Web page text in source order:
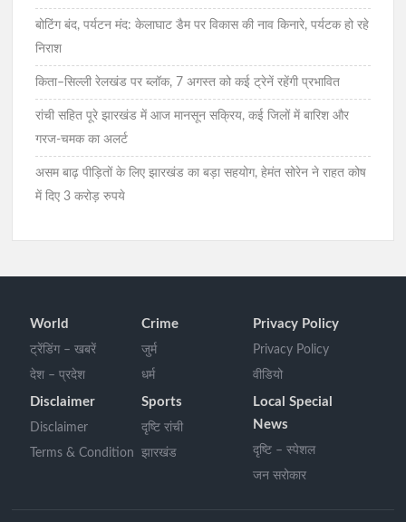
बोटिंग बंद, पर्यटन मंद: केलाघाट डैम पर विकास की नाव किनारे, पर्यटक हो रहे
निराश
किता–सिल्ली रेलखंड पर ब्लॉक, 7 अगस्त को कई ट्रेनें रहेंगी प्रभावित
रांची सहित पूरे झारखंड में आज मानसून सक्रिय, कई जिलों में बारिश और
गरज-चमक का अलर्ट
असम बाढ़ पीड़ितों के लिए झारखंड का बड़ा सहयोग, हेमंत सोरेन ने राहत कोष
में दिए 3 करोड़ रुपये
World
ट्रेंडिंग – खबरें
देश – प्रदेश
Crime
जुर्म
धर्म
Privacy Policy
Privacy Policy
वीडियो
Disclaimer
Disclaimer
Terms & Condition
Sports
दृष्टि रांची
झारखंड
Local Special
News
दृष्टि – स्पेशल
जन सरोकार